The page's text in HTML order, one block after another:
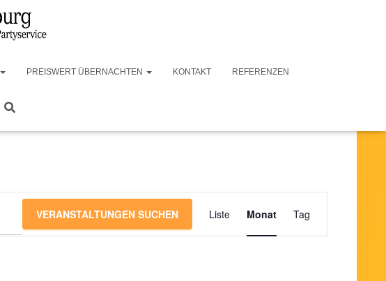
PREISWERT ÜBERNACHTEN KONTAKT REFERENZEN
VERANSTALTUNGEN SUCHEN
Veranstaltung
Ansichten-
Liste Monat Tag